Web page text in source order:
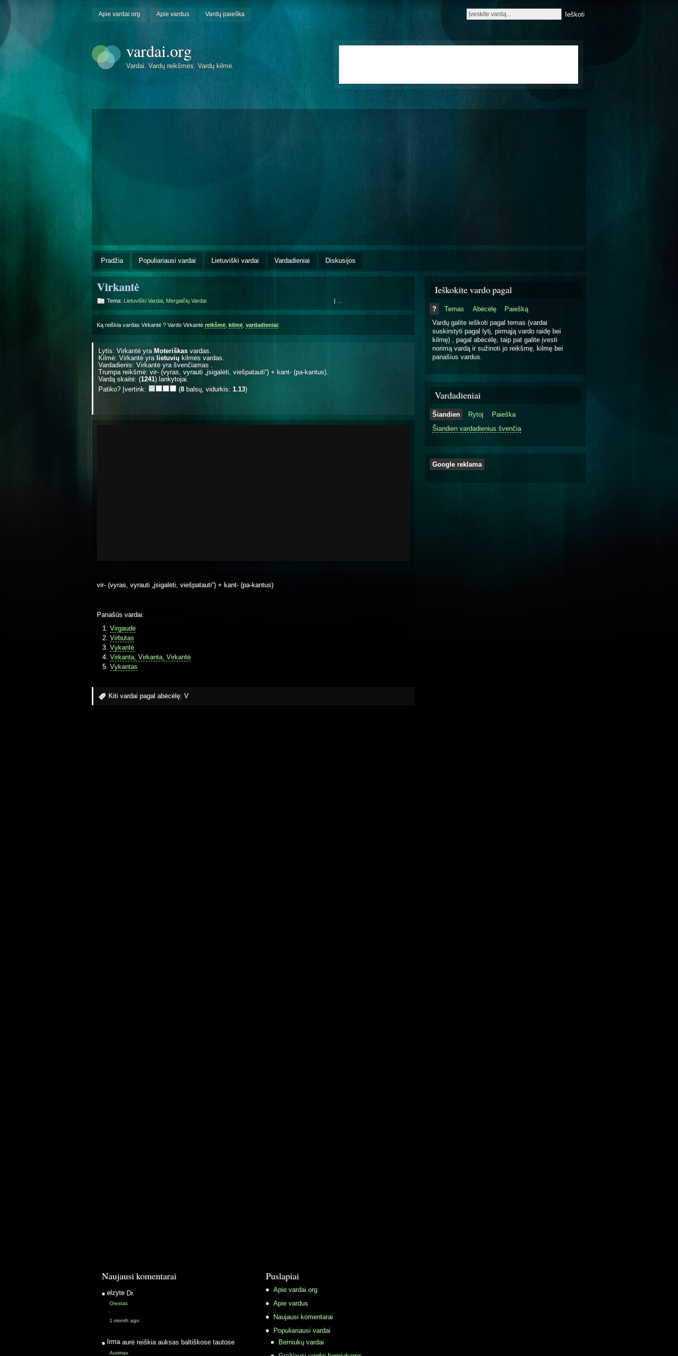
Apie vardai.org Apie vardus Vardų paieška
vardai.org
Vardai. Vardų reikšmės. Vardų kilmė.
Pradžia Populiariausi vardai Lietuviški vardai Vardadieniai Diskusijos
Virkantė
Tema: Lietuviški Vardai Mergaičių Vardai |
Ką reiškia vardas Virkantė ? Vardo Virkantė reikšmė kilmė vardadieniai:
Lytis: Virkantė yra Moteriškas vardas.
Kilmė: Virkantė yra lietuvių kilmės vardas.
Vardadienis: Virkantė yra švenčiamas
Trumpa reikšmė: vir- (vyras, vyrauti „įsigalėti, viešpatauti“) + kant- (pa-kantus).
Vardą skaitė: (1241) lankytojai.
Patiko? Įvertink:
(8 balsų, vidurkis: 1.13)
vir- (vyras, vyrauti „įsigalėti, viešpatauti“) + kant- (pa-kantus)
Panašūs vardai:
Virgaudė
Virbutas
Vykantė
Virkanta, Virkanta, Virkantė
Vykantas
Kiti vardai pagal abėcėlę: V
Ieškokite vardo pagal
? Temas Abėcėlę
Paiešką
Vardų galite ieškoti pagal temas (vardai
suskirstyti pagal lytį, pirmąją vardo raidę bei
kilmę) , pagal abėcėlę, taip pat galite įvesti
norimą vardą ir sužinoti jo reikšmę, kilmę bei
panašius vardus.
Vardadieniai
Šiandien Rytoj
Paieška
Šiandien vardadienius švenčia
Google reklama
Naujausi komentarai
elzyte Dr.
Orestas
·
1 month ago
Irma aurė reiškia auksas baltiškose tautose
Aurimas
Puslapiai
Apie vardai.org
Apie vardus
Naujausi komentarai
Populiariausi vardai
Berniukų vardai